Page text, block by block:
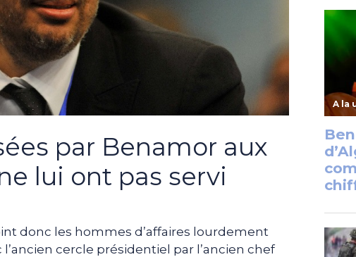
par Benamor aux
lui ont pas servi
donc les hommes d’affaires lourdement
cercle présidentiel par l’ancien chef